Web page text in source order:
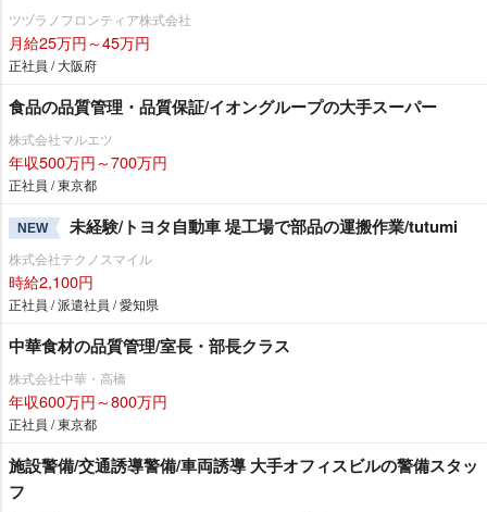
ツヅラノフロンティア株式会社
月給25万円～45万円
正社員 / 大阪府
食品の品質管理・品質保証/イオングループの大手スーパー
株式会社マルエツ
年収500万円～700万円
正社員 / 東京都
NEW 未経験/トヨタ自動車 堤工場で部品の運搬作業/tutumi
株式会社テクノスマイル
時給2,100円
正社員 / 派遣社員 / 愛知県
中華食材の品質管理/室長・部長クラス
株式会社中華・高橋
年収600万円～800万円
正社員 / 東京都
施設警備/交通誘導警備/車両誘導 大手オフィスビルの警備スタッ
フ